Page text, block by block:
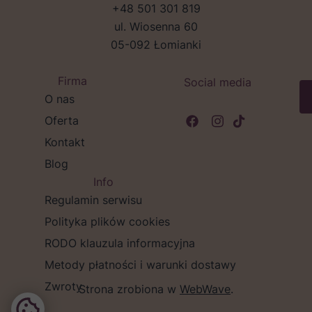
+48 501 301 819
ul. Wiosenna 60
05-092 Łomianki
Firma
O nas
Oferta
Kontakt
Blog
Info
Regulamin serwisu
Polityka plików cookies
RODO klauzula informacyjna
Metody płatności i warunki dostawy
Zwroty
Social media
Strona zrobiona w WebWave.